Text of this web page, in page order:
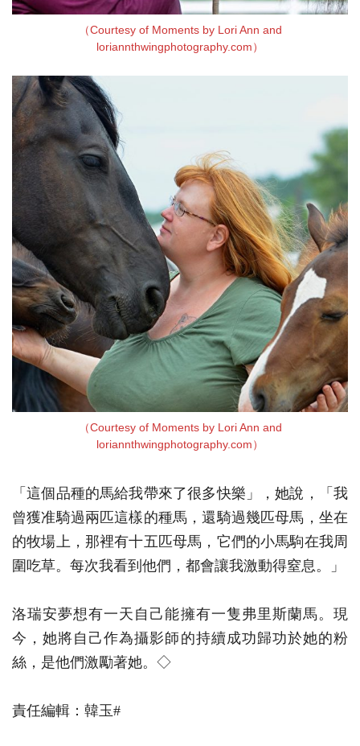
（Courtesy of Moments by Lori Ann and
loriannthwingphotography.com）
（Courtesy of Moments by Lori Ann and
loriannthwingphotography.com）
「這個品種的馬給我帶來了很多快樂」，她說，「我
曾獲准騎過兩匹這樣的種馬，還騎過幾匹母馬，坐在
的牧場上，那裡有十五匹母馬，它們的小馬駒在我周
圍吃草。每次我看到他們，都會讓我激動得窒息。」
洛瑞安夢想有一天自己能擁有一隻弗里斯蘭馬。現
今，她將自己作為攝影師的持續成功歸功於她的粉
絲，是他們激勵著她。◇
責任編輯：韓玉#